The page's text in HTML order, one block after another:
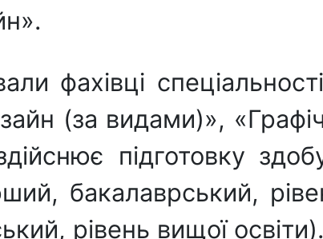
фахівці
(за видами)»,
підготовку
бакалаврський,
рівень вищої освіти).